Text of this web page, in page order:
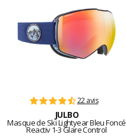
22 avis
JULBO
Masque de Ski Lightyear Bleu Foncé
Reactiv 1-3 Glare Control